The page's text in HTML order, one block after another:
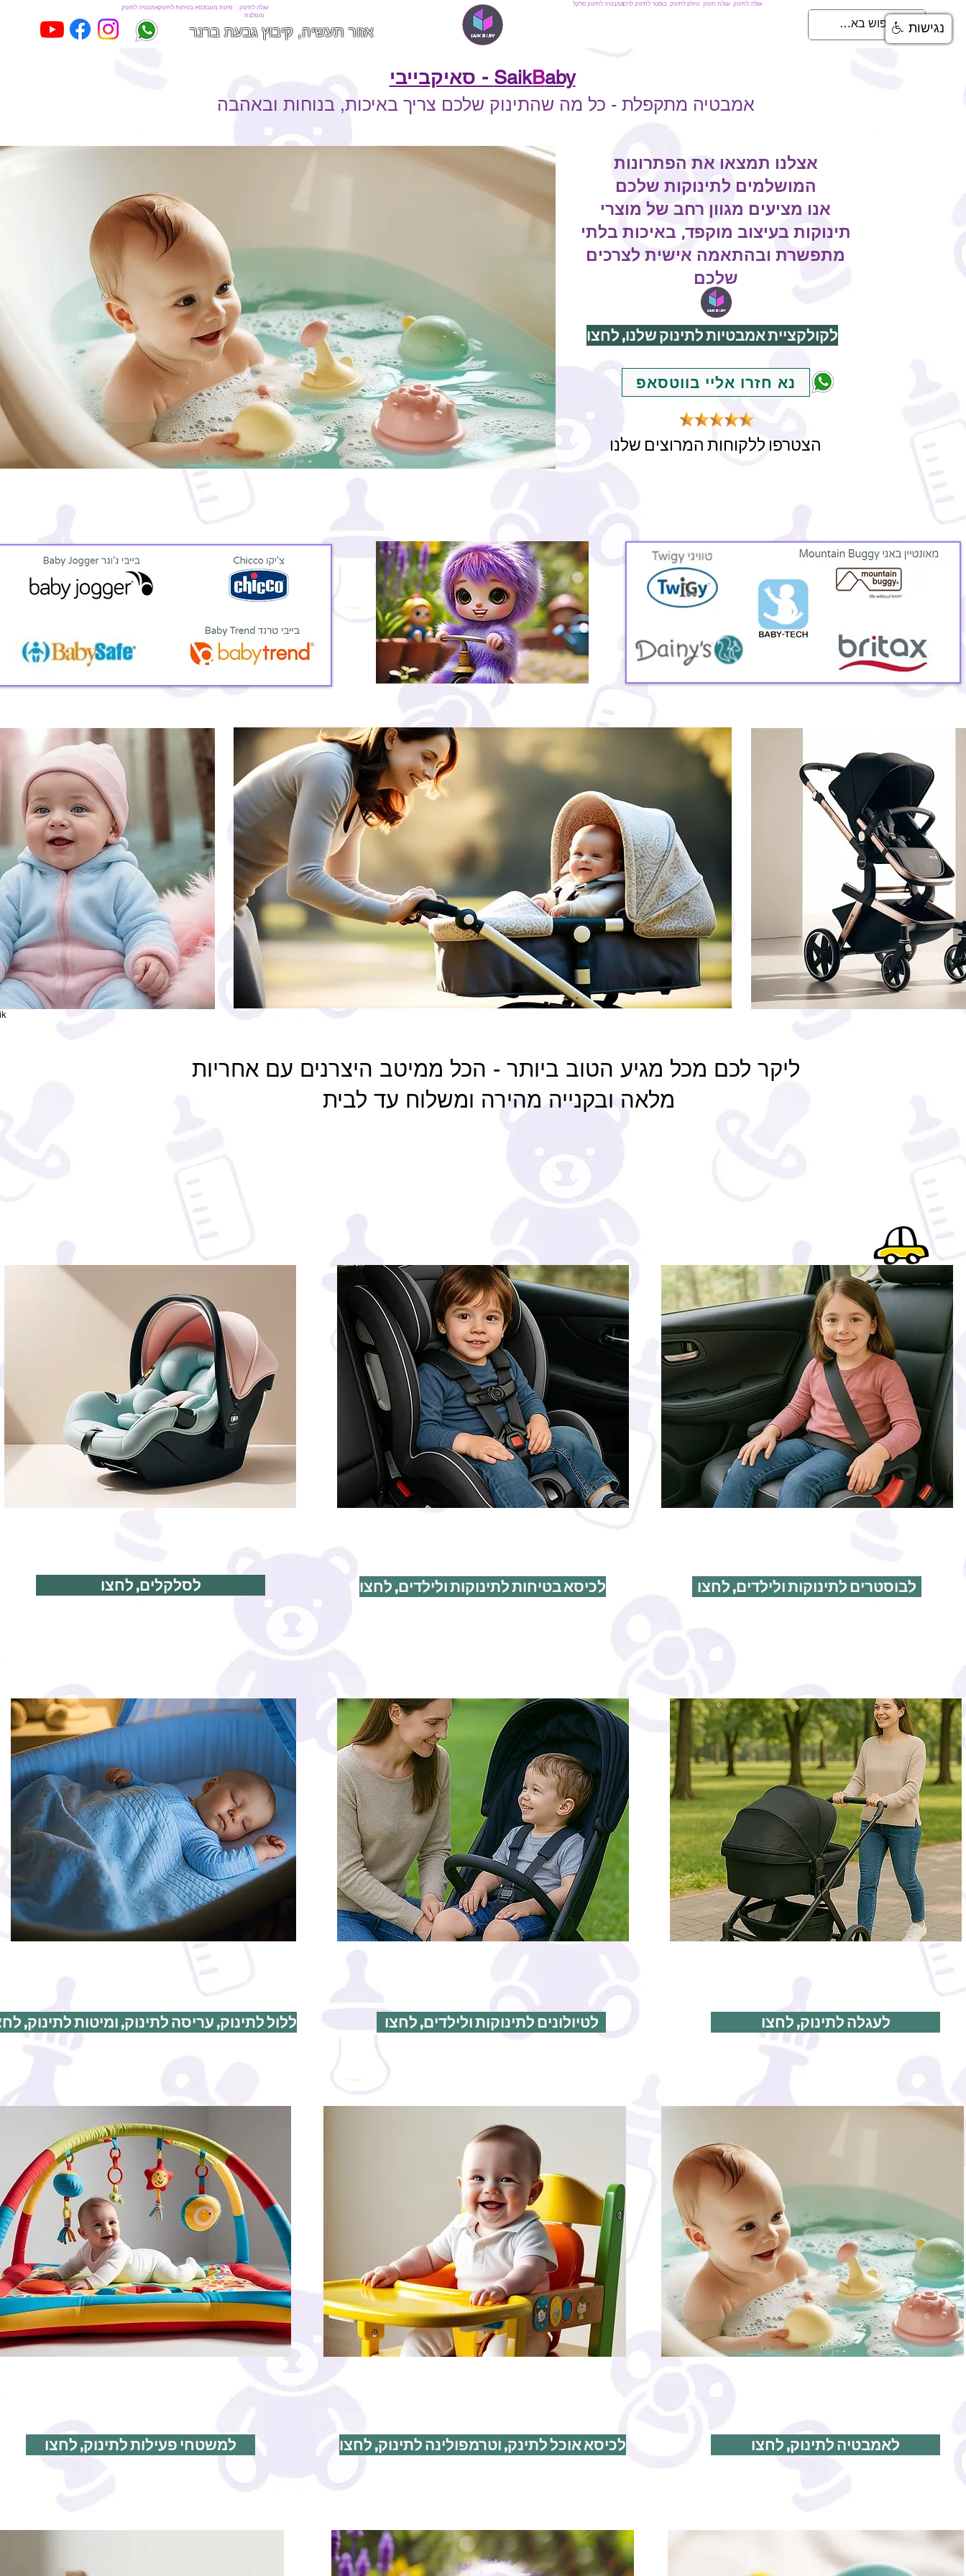
עגלה לתינוק עגלת תינוק טיולון לתינוק בוסטר לתינוק לרכבאמבטיה לתינוק סלקל
אזור תעשיה, קיבוץ גבעת ברנר
אמבטיה לתינוקכסא בטיחות לתינוקמיטת מעבר
עגלה לתינוק
מומלצת
SaikBaby - סאיקבייבי
אמבטיה מתקפלת - כל מה שהתינוק שלכם צריך באיכות, בנוחות ובאהבה
אצלנו תמצאו את הפתרונות
המושלמים לתינוקות שלכם
אנו מציעים מגוון רחב של מוצרי
תינוקות בעיצוב מוקפד, באיכות בלתי
מתפשרת ובהתאמה אישית לצרכים
שלכם
לקולקציית אמבטיות לתינוק שלנו, לחצו
נא חזרו אליי בווטסאפ
הצטרפו ללקוחות המרוצים שלנו
ליקר לכם מכל מגיע הטוב ביותר - הכל ממיטב היצרנים עם אחריות
מלאה ובקנייה מהירה ומשלוח עד לבית
לבוסטרים לתינוקות ולילדים, לחצו לכיסא בטיחות לתינוקות ולילדים, לחצו לסלקלים, לחצו
לעגלה לתינוק, לחצו לטיולונים לתינוקות ולילדים, לחצו ללול לתינוק, עריסה לתינוק, ומיטות לתינוק,
לאמבטיה לתינוק, לחצו לכיסא אוכל לתינק, וטרמפולינה לתינוק, לחצו למשטחי פעילות לתינוק, לחצו
נגישות